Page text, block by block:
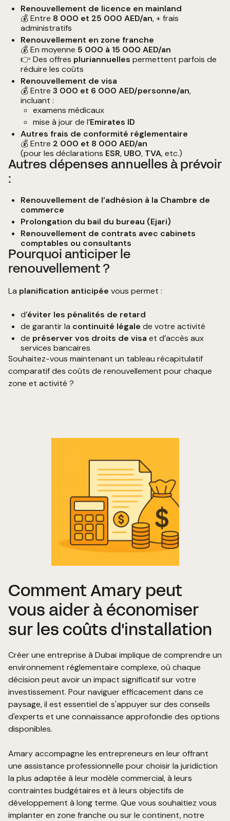
Renouvellement de licence en mainland
💰 Entre 8 000 et 25 000 AED/an, + frais
administratifs
Renouvellement en zone franche
💰 En moyenne 5 000 à 15 000 AED/an
👉 Des offres pluriannuelles permettent parfois de
réduire les coûts
Renouvellement de visa
💰 Entre 3 000 et 6 000 AED/personne/an,
incluant :
examens médicaux
mise à jour de l’Emirates ID
Autres frais de conformité réglementaire
💰 Entre 2 000 et 8 000 AED/an
(pour les déclarations ESR, UBO, TVA, etc.)
Autres dépenses annuelles à prévoir
:
Renouvellement de l’adhésion à la Chambre de
commerce
Prolongation du bail du bureau (Ejari)
Renouvellement de contrats avec cabinets
comptables ou consultants
Pourquoi anticiper le
renouvellement ?
La planification anticipée vous permet :
d’éviter les pénalités de retard
de garantir la continuité légale de votre activité
de préserver vos droits de visa et d’accès aux
services bancaires
Souhaitez-vous maintenant un tableau récapitulatif
comparatif des coûts de renouvellement pour chaque
zone et activité ?
Comment Amary peut
vous aider à économiser
sur les coûts d'installation
Créer une entreprise à Dubaï implique de comprendre un
environnement réglementaire complexe, où chaque
décision peut avoir un impact significatif sur votre
investissement. Pour naviguer efficacement dans ce
paysage, il est essentiel de s'appuyer sur des conseils
d'experts et une connaissance approfondie des options
disponibles.
Amary accompagne les entrepreneurs en leur offrant
une assistance professionnelle pour choisir la juridiction
la plus adaptée à leur modèle commercial, à leurs
contraintes budgétaires et à leurs objectifs de
développement à long terme. Que vous souhaitiez vous
implanter en zone franche ou sur le continent, notre